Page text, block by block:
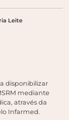
Leite
disponibilizar
mediante
através da
Infarmed.